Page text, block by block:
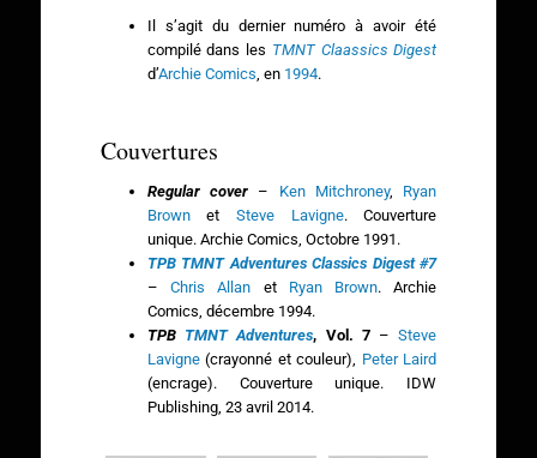
Il s’agit du dernier numéro à avoir été
compilé dans les TMNT Claassics Digest
d’Archie Comics, en 1994.
Couvertures
Regular cover – Ken Mitchroney, Ryan
Brownet Steve Lavigne. Couverture
unique. Archie Comics, Octobre 1991.
TPB TMNT Adventures Classics Digest #7
– Chris Allan et Ryan Brown. Archie
Comics, décembre 1994.
TPB TMNT Adventures, Vol. 7–Steve
Lavigne(crayonné et couleur), Peter Laird
(encrage). Couverture unique. IDW
Publishing, 23 avril 2014.